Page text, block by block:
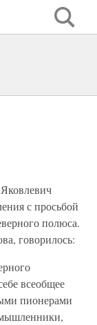
с просьбой
полюса.
говорилось:
всеобщее
пионерами